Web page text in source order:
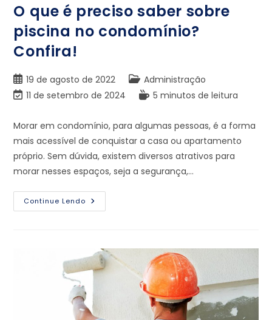
O que é preciso saber sobre
piscina no condomínio?
Confira!
19 de agosto de 2022
Administração
11 de setembro de 2024
5 minutos de leitura
Morar em condomínio, para algumas pessoas, é a forma
mais acessível de conquistar a casa ou apartamento
próprio. Sem dúvida, existem diversos atrativos para
morar nesses espaços, seja a segurança,…
Continue Lendo